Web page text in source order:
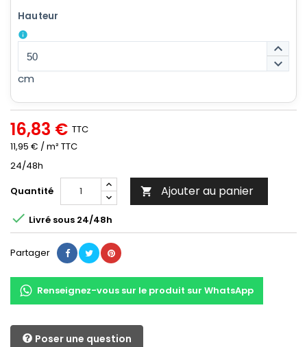
Hauteur
info
keyboard_arrow_up
keyboard_arrow_down
cm
16,83 € TTC
11,95 € / m² TTC
24/48h
Quantité
 Ajouter au panier
 Livré sous 24/48h
Partager
Renseignez-vous sur le produit sur WhatsApp
Poser une question